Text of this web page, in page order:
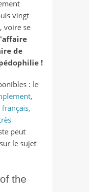
vingt
voire se
de
!
: le
,
français,
peut
le sujet
the